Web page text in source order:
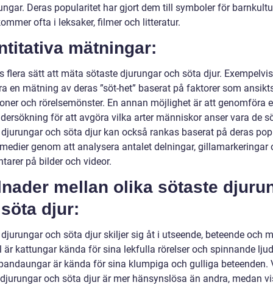
Deras popularitet har gjort dem till symboler för
ofta i leksaker, filmer och litteratur.
mätningar:
flera sätt att mäta sötaste djurungar och söta djur.
en mätning av deras ”söt-het” baserat på faktorer som
och rörelsemönster. En annan möjlighet är att genomföra
för att avgöra vilka arter människor anser vara de
och söta djur kan också rankas baserat på deras
genom att analysera antalet delningar, gillamarkeringar
på bilder och videor.
mellan olika sötaste
djur:
och söta djur skiljer sig åt i utseende, beteende och
är kattungar kända för sina lekfulla rörelser och spinnande
är kända för sina klumpiga och gulliga beteenden.
och söta djur är mer hänsynslösa än andra, medan